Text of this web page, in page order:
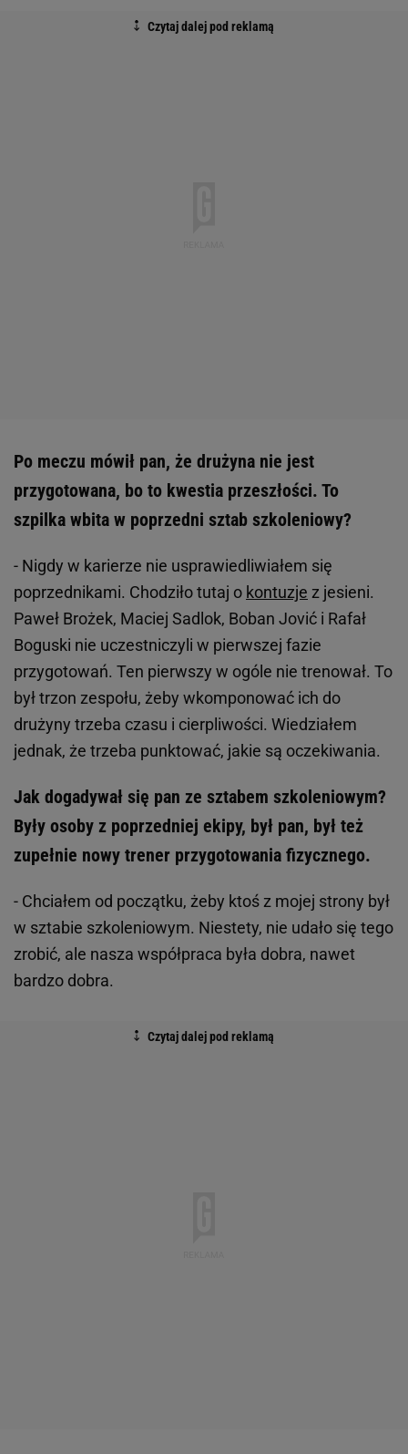
Po meczu mówił pan, że drużyna nie jest
przygotowana, bo to kwestia przeszłości. To
szpilka wbita w poprzedni sztab szkoleniowy?
- Nigdy w karierze nie usprawiedliwiałem się
poprzednikami. Chodziło tutaj o kontuzje z jesieni.
Paweł Brożek, Maciej Sadlok, Boban Jović i Rafał
Boguski nie uczestniczyli w pierwszej fazie
przygotowań. Ten pierwszy w ogóle nie trenował. To
był trzon zespołu, żeby wkomponować ich do
drużyny trzeba czasu i cierpliwości. Wiedziałem
jednak, że trzeba punktować, jakie są oczekiwania.
Jak dogadywał się pan ze sztabem szkoleniowym?
Były osoby z poprzedniej ekipy, był pan, był też
zupełnie nowy trener przygotowania fizycznego.
- Chciałem od początku, żeby ktoś z mojej strony był
w sztabie szkoleniowym. Niestety, nie udało się tego
zrobić, ale nasza współpraca była dobra, nawet
bardzo dobra.